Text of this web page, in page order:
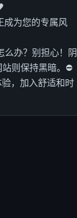
成为您的专属风
么办？别担心！阴
则保持黑暗。⛔
，加入舒适和时